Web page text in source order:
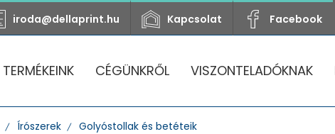
iroda@dellaprint.hu Kapcsolat Facebook
TERMÉKEINK CÉGÜNKRŐL VISZONTELADÓKNAK
Írószerek Golyóstollak és betéteik